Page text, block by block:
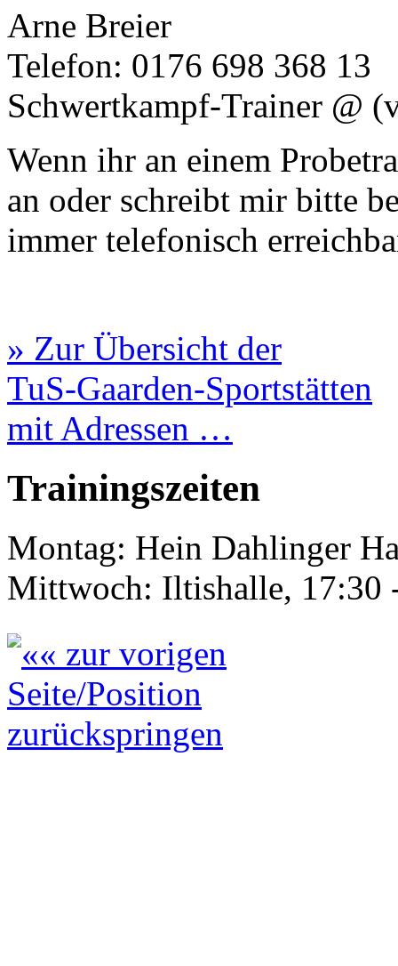
Arne Breier
Telefon: 0176 698 368 13
Schwertkampf-Trainer @
Wenn ihr an einem
an oder schreibt mir bitte
immer telefonisch
» Zur Übersicht der
TuS-Gaarden-Sportstätten
mit Adressen …
Trainingszeiten
Montag: Hein Dahlinger
Mittwoch: Iltishalle, 17:30